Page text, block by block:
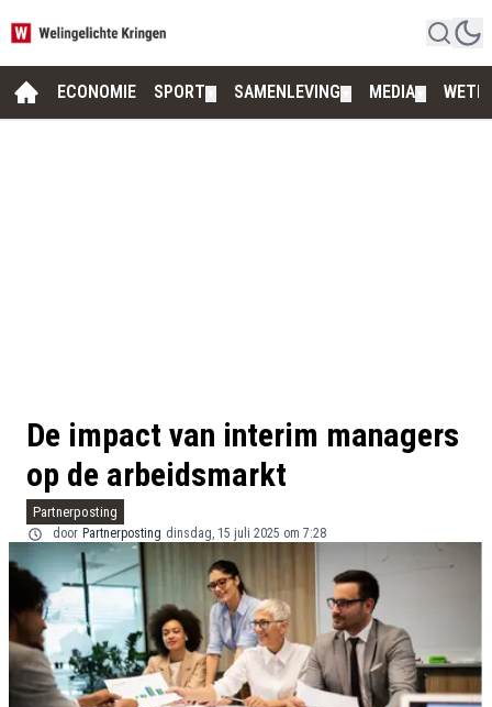
ECONOMIE SPORT SAMENLEVING MEDIA
De impact van interim managers
op de arbeidsmarkt
Partnerposting
door Partnerposting dinsdag, 15 juli 2025 om 7:28